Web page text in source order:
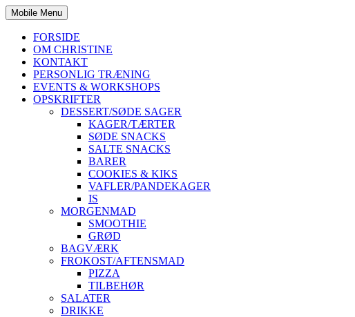
Mobile Menu
FORSIDE
OM CHRISTINE
KONTAKT
PERSONLIG TRÆNING
EVENTS & WORKSHOPS
OPSKRIFTER
DESSERT/SØDE SAGER
KAGER/TÆRTER
SØDE SNACKS
SALTE SNACKS
BARER
COOKIES & KIKS
VAFLER/PANDEKAGER
IS
MORGENMAD
SMOOTHIE
GRØD
BAGVÆRK
FROKOST/AFTENSMAD
PIZZA
TILBEHØR
SALATER
DRIKKE